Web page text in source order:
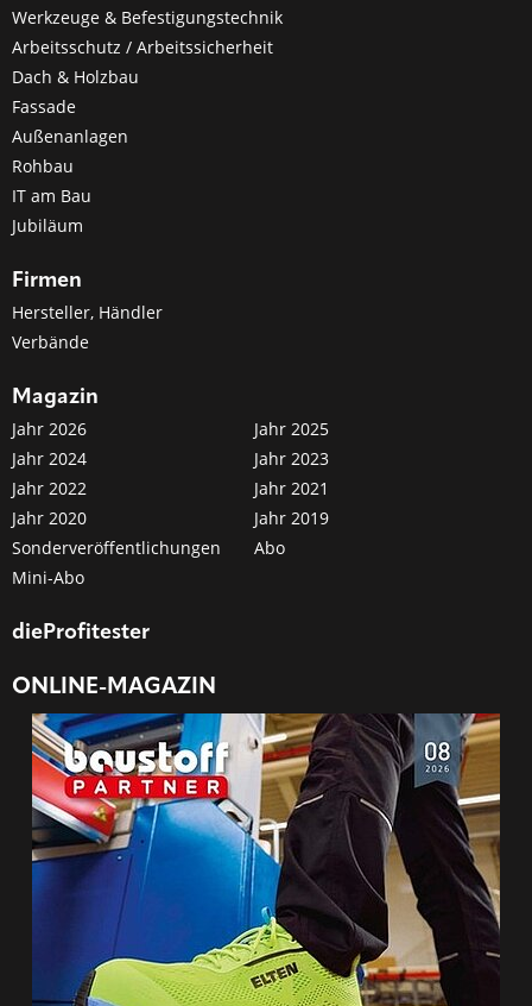
Werkzeuge & Befestigungstechnik
Arbeitsschutz / Arbeitssicherheit
Dach & Holzbau
Fassade
Außenanlagen
Rohbau
IT am Bau
Jubiläum
Firmen
Hersteller, Händler
Verbände
Magazin
Jahr 2026
Jahr 2025
Jahr 2024
Jahr 2023
Jahr 2022
Jahr 2021
Jahr 2020
Jahr 2019
Sonderveröffentlichungen
Abo
Mini-Abo
dieProfitester
ONLINE-MAGAZIN